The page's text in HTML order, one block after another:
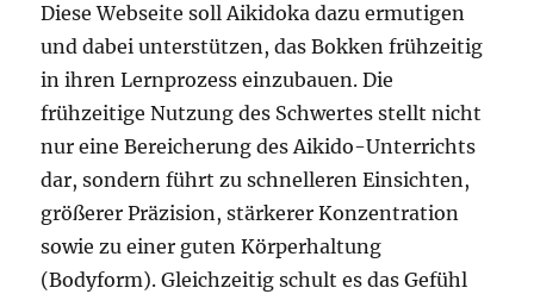
Diese Webseite soll Aikidoka dazu ermutigen
und dabei unterstützen, das Bokken frühzeitig
in ihren Lernprozess einzubauen. Die
frühzeitige Nutzung des Schwertes stellt nicht
nur eine Bereicherung des Aikido-Unterrichts
dar, sondern führt zu schnelleren Einsichten,
größerer Präzision, stärkerer Konzentration
sowie zu einer guten Körperhaltung
(Bodyform). Gleichzeitig schult es das Gefühl